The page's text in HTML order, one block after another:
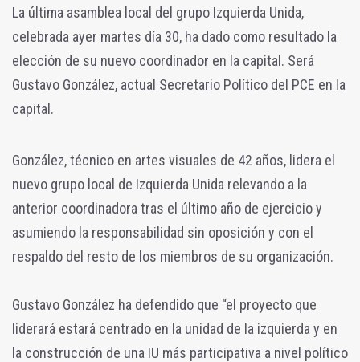
La última asamblea local del grupo Izquierda Unida,
celebrada ayer martes día 30, ha dado como resultado la
elección de su nuevo coordinador en la capital. Será
Gustavo González, actual Secretario Político del PCE en la
capital.
González, técnico en artes visuales de 42 años, lidera el
nuevo grupo local de Izquierda Unida relevando a la
anterior coordinadora tras el último año de ejercicio y
asumiendo la responsabilidad sin oposición y con el
respaldo del resto de los miembros de su organización.
Gustavo González ha defendido que “el proyecto que
liderará estará centrado en la unidad de la izquierda y en
la construcción de una IU más participativa a nivel político